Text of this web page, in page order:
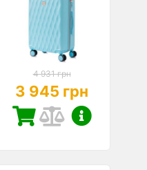
4 931 грн
3 945 грн